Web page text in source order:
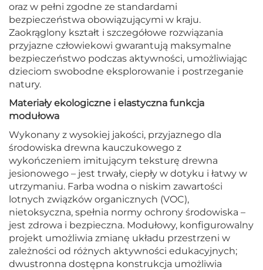
oraz w pełni zgodne ze standardami
bezpieczeństwa obowiązującymi w kraju.
Zaokrąglony kształt i szczegółowe rozwiązania
przyjazne człowiekowi gwarantują maksymalne
bezpieczeństwo podczas aktywności, umożliwiając
dzieciom swobodne eksplorowanie i postrzeganie
natury.
Materiały ekologiczne i elastyczna funkcja
modułowa
Wykonany z wysokiej jakości, przyjaznego dla
środowiska drewna kauczukowego z
wykończeniem imitującym teksturę drewna
jesionowego – jest trwały, ciepły w dotyku i łatwy w
utrzymaniu. Farba wodna o niskim zawartości
lotnych związków organicznych (VOC),
nietoksyczna, spełnia normy ochrony środowiska –
jest zdrowa i bezpieczna. Modułowy, konfigurowalny
projekt umożliwia zmianę układu przestrzeni w
zależności od różnych aktywności edukacyjnych;
dwustronna dostępna konstrukcja umożliwia